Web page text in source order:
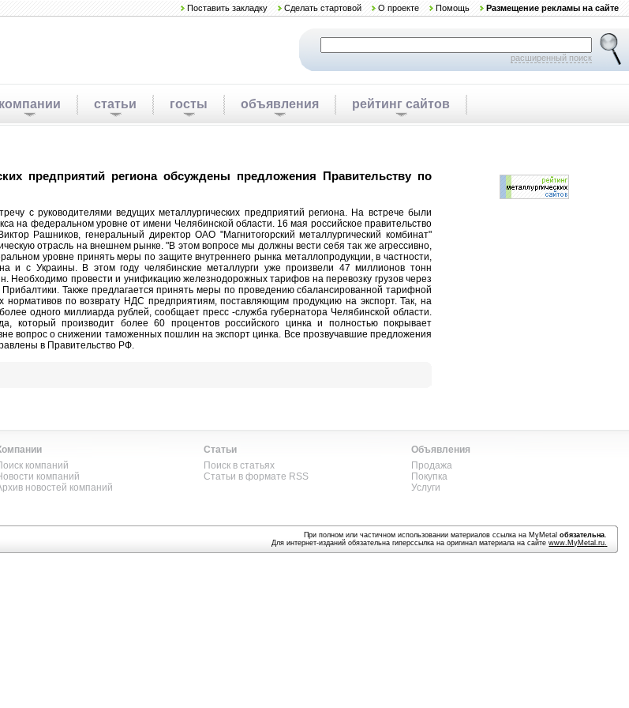
Поставить закладку Сделать стартовой О проекте Помощь Размещение рекламы на сайте
расширенный поиск
компании статьи госты объявления рейтинг сайтов
предприятий региона обсуждены предложения Правительству по
с руководителями ведущих металлургических предприятий региона. Hа встрече были
на федеральном уровне от имени Челябинской области. 16 мая российское правительство
Рашников, генеральный директор ОАО "Магнитогорский металлургический комбинат"
отрасль на внешнем рынке. "В этом вопросе мы должны вести себя так же агрессивно,
уровне принять меры по защите внутреннего рынка металлопродукции, в частности,
и с Украины. В этом году челябинские металлурги уже произвели 47 миллионов тонн
провести и унификацию железнодорожных тарифов на перевозку грузов через
Также предлагается принять меры по проведению сбалансированной тарифной
по возврату HДС предприятиям, поставляющим продукцию на экспорт. Так, на
одного миллиарда рублей, сообщает пресс -служба губернатора Челябинской области.
который производит более 60 процентов российского цинка и полностью покрывает
вопрос о снижении таможенных пошлин на экспорт цинка. Все прозвучавшие предложения
в Правительство РФ.
компаний
компаний
новостей компаний
Статьи
Поиск в статьях
Статьи в формате RSS
Объявления
Продажа
Покупка
Услуги
При полном или частичном использовании материалов ссылка на MyMetalобязательна.
Для интернет-изданий обязательна гиперссылка на оригинал материала на сайтеwww.MyMetal.ru.